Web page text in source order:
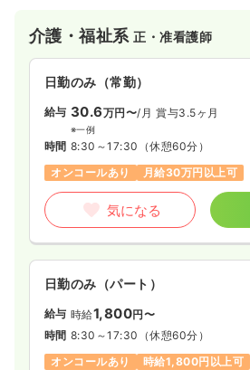
介護・福祉系正・准看護師
日勤のみ（常勤）
給与 30.6万円〜/月 賞与3.5ヶ月
※一例
時間 8:30～17:30 （休憩60分）
オンコールあり
月給30万円以上可
気になる
日勤のみ（パート）
給与 時給1,800円〜
時間 8:30～17:30 （休憩60分）
オンコールあり
時給1,800円以上可